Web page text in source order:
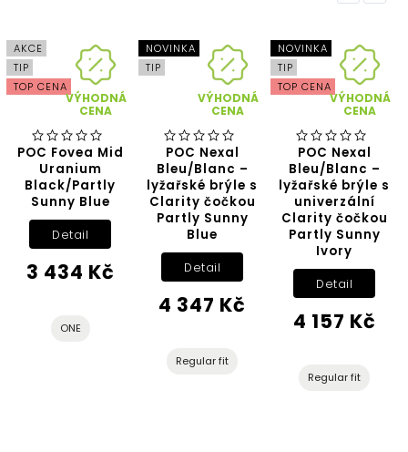
AKCE
TIP
TOP CENA
VÝHODNÁ
CENA
POC Fovea Mid
Uranium
Black/Partly
Sunny Blue
3 434 Kč
Detail
ONE
NOVINKA
TIP
VÝHODNÁ
CENA
POC Nexal
Bleu/Blanc –
lyžařské brýle s
Clarity čočkou
Partly Sunny
Blue
4 347 Kč
Detail
Regular fit
NOVINKA
TIP
TOP CENA
VÝHODNÁ
CENA
POC Nexal
Bleu/Blanc –
lyžařské brýle s
univerzální
Clarity čočkou
Partly Sunny
Ivory
4 157 Kč
Detail
Regular fit